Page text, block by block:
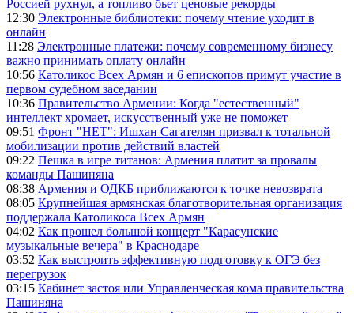
Россией рухнул, а топливо бьет ценовые рекорды
12:30 Электронные библиотеки: почему чтение уходит в
онлайн
11:28 Электронные платежи: почему современному бизнесу
важно принимать оплату онлайн
10:56 Католикос Всех Армян и 6 епископов примут участие в
первом судебном заседании
10:36 Правительство Армении: Когда "естественный"
интеллект хромает, искусственный уже не поможет
09:51 Фронт "НЕТ": Ишхан Сагателян призвал к тотальной
мобилизации против действий властей
09:22 Пешка в игре титанов: Армения платит за провалы
команды Пашиняна
08:38 Армения и ОДКБ приближаются к точке невозврата
08:05 Крупнейшая армянская благотворительная организация
поддержала Католикоса Всех Армян
04:02 Как прошел большой концерт "Карасунские
музыкальные вечера" в Краснодаре
03:52 Как выстроить эффективную подготовку к ОГЭ без
перегрузок
03:15 Кабинет застоя или Управленческая кома правительства
Пашиняна